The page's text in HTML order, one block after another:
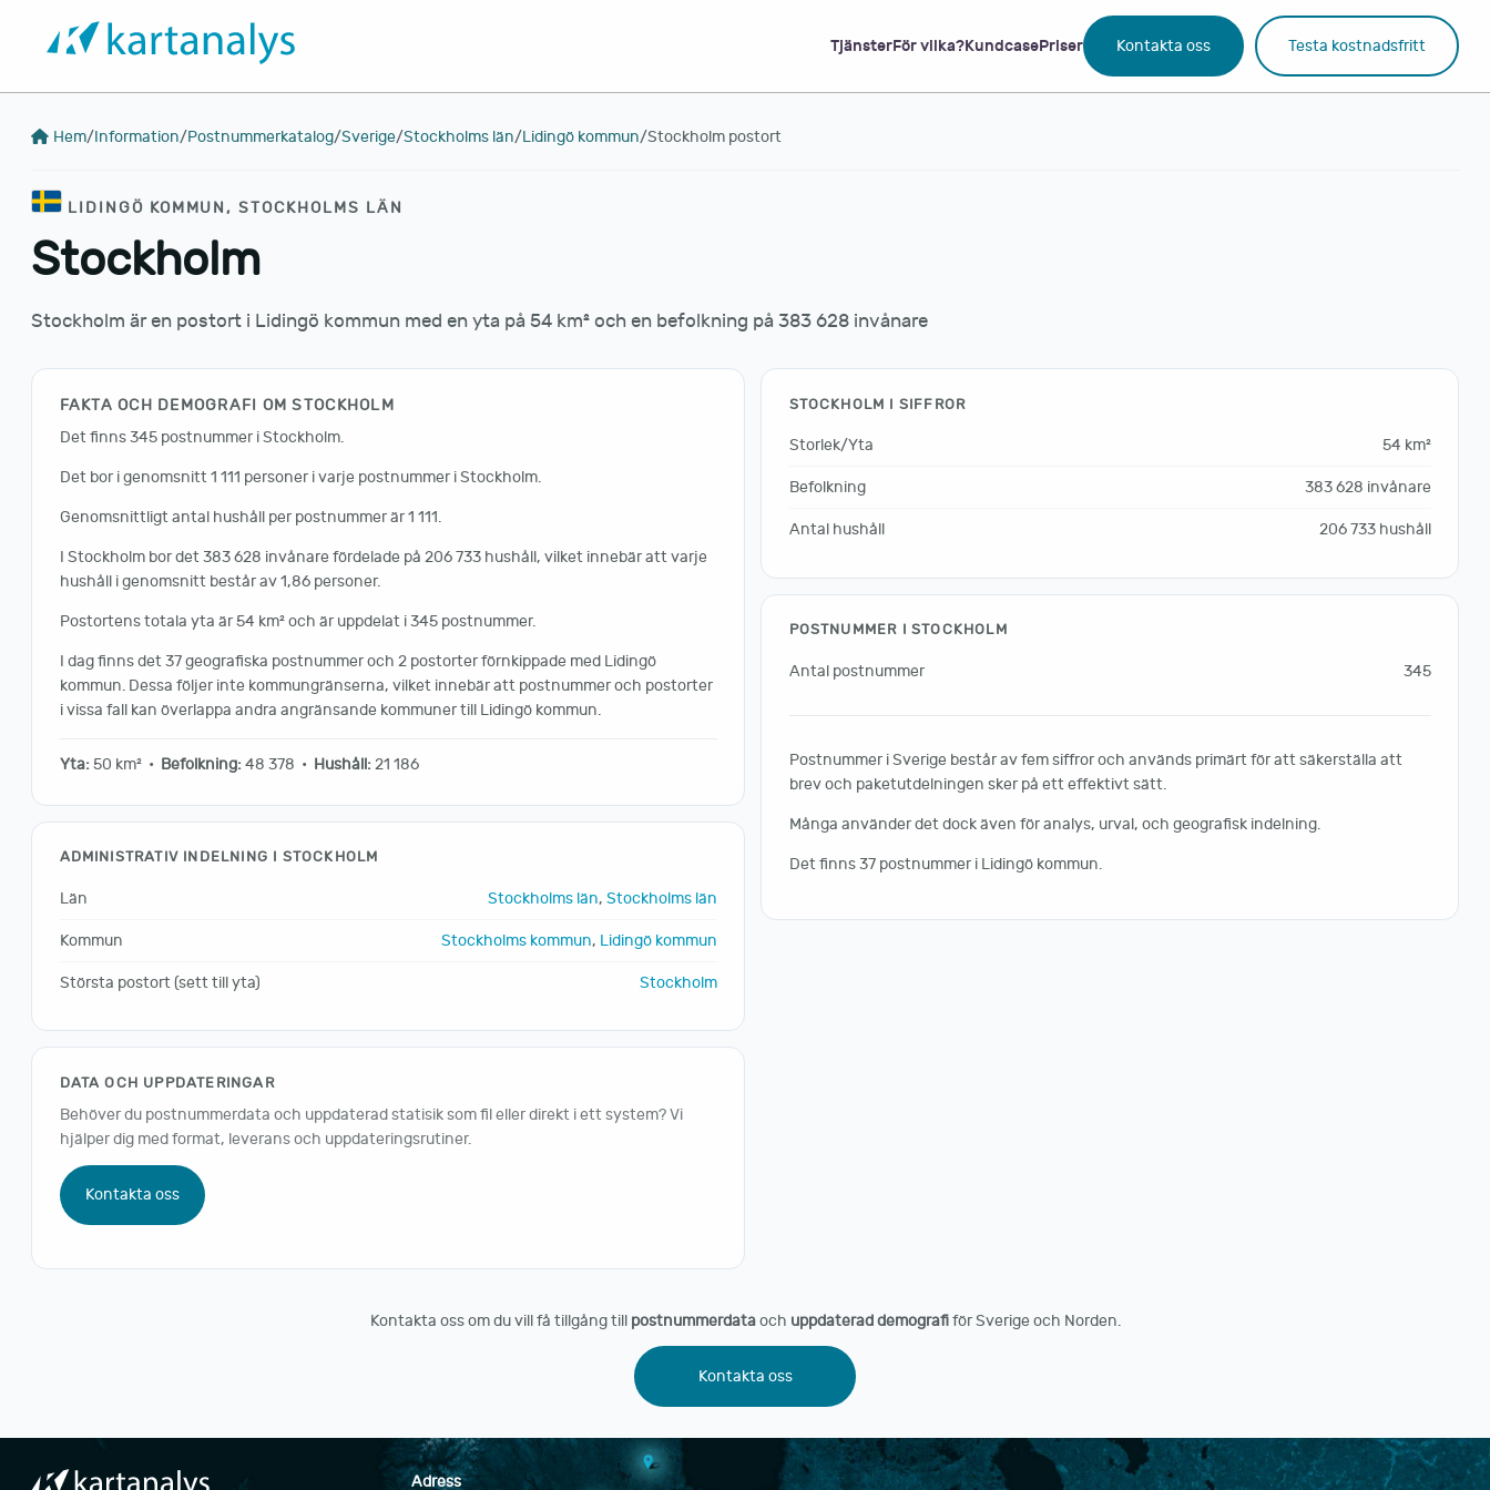
TjänsterFör vilka?KundcasePriser Kontakta oss Testa kostnadsfritt
Hem/Information/Postnummerkatalog/Sverige/Stockholms län/Lidingö kommun/Stockholm postort
LIDINGÖ KOMMUN, STOCKHOLMS LÄN
Stockholm
Stockholm är en postort i Lidingö kommun med en yta på 54 km² och en befolkning på 383 628 invånare
FAKTA OCH DEMOGRAFI OM STOCKHOLM
Det finns 345 postnummer i Stockholm.
Det bor i genomsnitt 1 111 personer i varje postnummer i Stockholm.
Genomsnittligt antal hushåll per postnummer är 1 111.
I Stockholm bor det 383 628 invånare fördelade på 206 733 hushåll, vilket innebär att varje
hushåll i genomsnitt består av 1,86 personer.
Postortens totala yta är 54 km² och är uppdelat i 345 postnummer.
I dag finns det 37 geografiska postnummer och 2 postorter förnkippade med Lidingö
kommun. Dessa följer inte kommungränserna, vilket innebär att postnummer och postorter
i vissa fall kan överlappa andra angränsande kommuner till Lidingö kommun.
Yta:50 km² • Befolkning:48 378 • Hushåll:21 186
ADMINISTRATIV INDELNING I STOCKHOLM
Län Stockholms län, Stockholms län
Kommun Stockholms kommun, Lidingö kommun
Största postort (sett till yta) Stockholm
DATA OCH UPPDATERINGAR
Behöver du postnummerdata och uppdaterad statisik som fil eller direkt i ett system? Vi
hjälper dig med format, leverans och uppdateringsrutiner.
Kontakta oss
STOCKHOLM I SIFFROR
Storlek/Yta 54 km²
Befolkning 383 628 invånare
Antal hushåll 206 733 hushåll
POSTNUMMER I STOCKHOLM
Antal postnummer 345
Postnummer i Sverige består av fem siffror och används primärt för att säkerställa att
brev och paketutdelningen sker på ett effektivt sätt.
Många använder det dock även för analys, urval, och geografisk indelning.
Det finns 37 postnummer i Lidingö kommun.
Kontakta oss om du vill få tillgång till postnummerdataoch uppdaterad demografiför Sverige och Norden.
Kontakta oss
Adress